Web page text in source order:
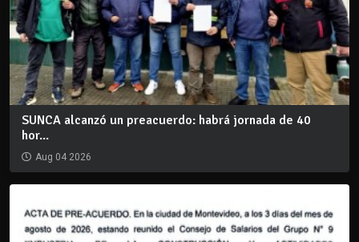
SUNCA alcanzó un preacuerdo: habrá jornada de 40
hor...
Aug 04 2026